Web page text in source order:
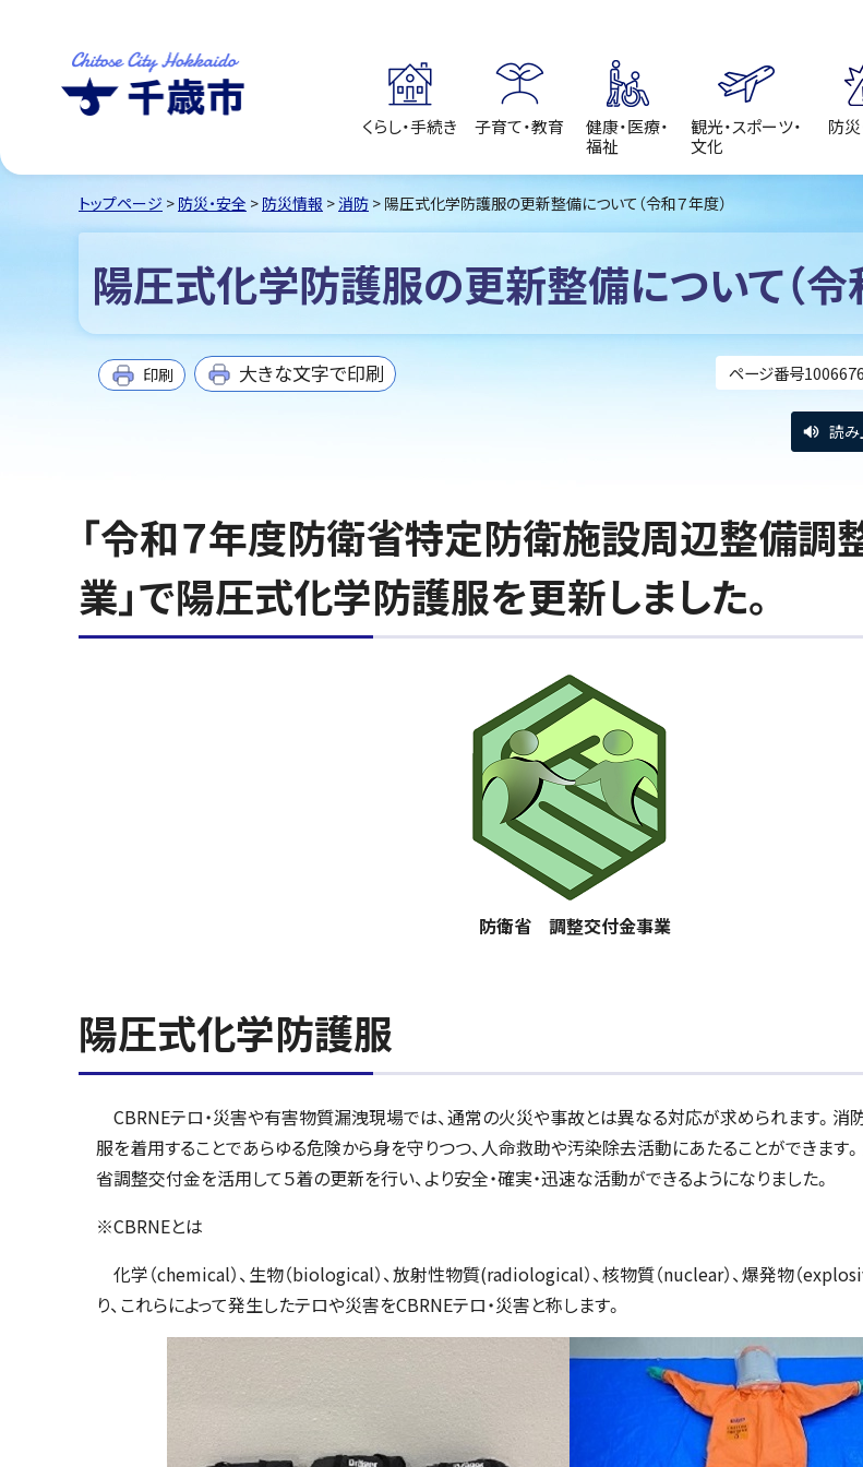
くらし・手続き 子育て・教育
健康・医療・
福祉
観光・スポーツ・
文化
防災
トップページ > 防災・安全 > 防災情報 >消防 > 陽圧式化学防護服の更新整備について（令和７年度）
陽圧式化学防護服の更新整備について（令
ページ番号1006676
印刷 大きな文字で印刷
読
「令和７年度防衛省特定防衛施設周辺整備調
業」で陽圧式化学防護服を更新しました。
防衛省 調整交付金事業
陽圧式化学防護服
CBRNEテロ・災害や有害物質漏洩現場では、通常の火災や事故とは異なる対応が求められます。
服を着用することであらゆる危険から身を守りつつ、人命救助や汚染除去活動にあたることができます
省調整交付金を活用して５着の更新を行い、より安全・確実・迅速な活動ができるようになりました。
※CBRNEとは
化学（chemical）、生物（biological）、放射性物質(radiological）、核物質（nuclear）、爆発物（
り、これらによって発生したテロや災害をCBRNEテロ・災害と称します。